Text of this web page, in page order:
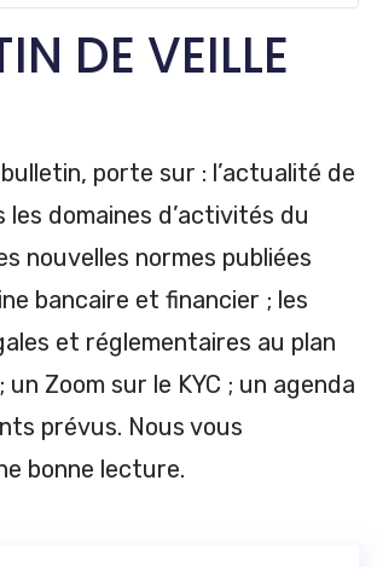
DE VEILLE
porte sur : l’actualité de
les domaines d’activités du
nouvelles normes publiées
bancaire et financier ; les
et réglementaires au plan
Zoom sur le KYC ; un agenda
prévus. Nous vous
bonne lecture.